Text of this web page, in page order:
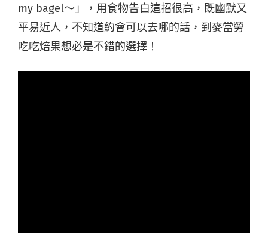
my bagel～」，用食物告白這招很高，既幽默又
平易近人，不知道約會可以去哪的話，到麥當勞
吃吃焙果想必是不錯的選擇！